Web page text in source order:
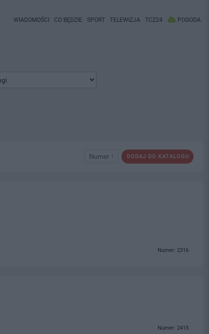
WIADOMOŚCI CO BĘDZIE SPORT TELEWIZJA TCZ24 POGODA
DODAJ DO KATALOGU
Numer ↑
Numer: 2316
Numer: 2415